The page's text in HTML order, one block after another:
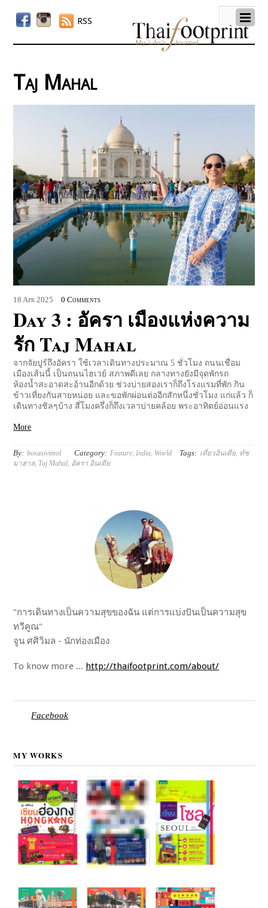
RSS
Taj Mahal
18 Apr 2025 0 Comments
Day 3 : อัครา เมืองแห่งความ
รัก Taj Mahal
จากจัยปูร์ถึงอัครา ใช้เวลาเดินทางประมาณ 5 ชั่วโมง ถนนเชื่อม
เมืองเส้นนี้ เป็นถนนไฮเวย์ สภาพดีเลย กลางทางยังมีจุดพักรถ
ห้องน้ำสะอาดสะอ้านอีกด้วย ช่วงบ่ายสองเราก็ถึงโรงแรมที่พัก กิน
ข้าวเที่ยงกันสายหน่อย และขอพักผ่อนต่ออีกสักหนึ่งชั่วโมง แก่แล้ว ก็
เดินทางชิลๆบ้าง สี่โมงครึ่งก็ถึงเวลาบ่ายคล้อย พระอาทิตย์อ่อนแรง
More
By: bosasivimol Category: Feature India World Tags: เที่ยวอินเดีย, ทัช
มาฮาล, Taj Mahal อัครา อินเดีย
"การเดินทางเป็นความสุขของฉัน แต่การแบ่งปันเป็นความสุข
ทวีคูณ"
จูน ศศิวิมล - นักท่องเมือง
To know more ... http://thaifootprint.com/about/
Facebook
MY WORKS